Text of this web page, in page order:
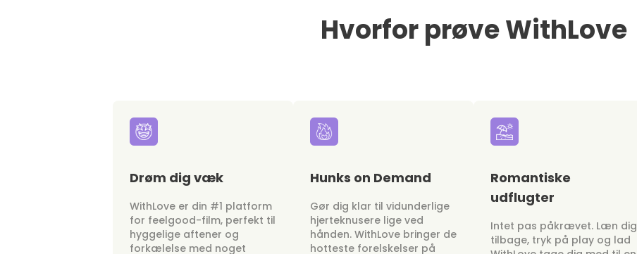
Hvorfor prøve WithLove
Drøm dig væk
WithLove er din #1 platform
for feelgood-film, perfekt til
hyggelige aftener og
forkælelse med noget
Hunks on Demand
Gør dig klar til vidunderlige
hjerteknusere lige ved
hånden. WithLove bringer de
hotteste forelskelser på
Romantiske
udflugter
Intet pas påkrævet. Læn dig
tilbage, tryk på play og lad